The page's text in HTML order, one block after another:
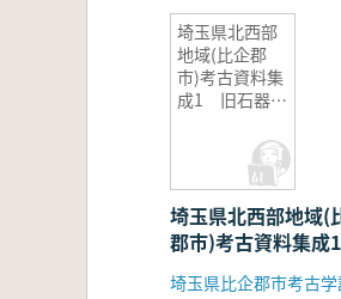
埼玉県北西部
地域(比企郡
市)考古資料集
成1 旧石器・
埼玉県北西部地域(
郡市)考古資料集
石器・縄文時代編